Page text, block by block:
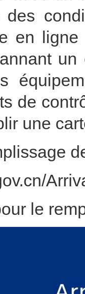
en
de
une
le